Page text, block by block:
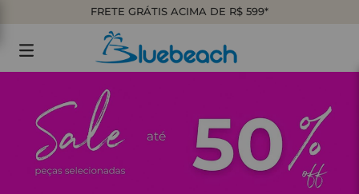
FRETE GRÁTIS ACIMA DE R$ 599*